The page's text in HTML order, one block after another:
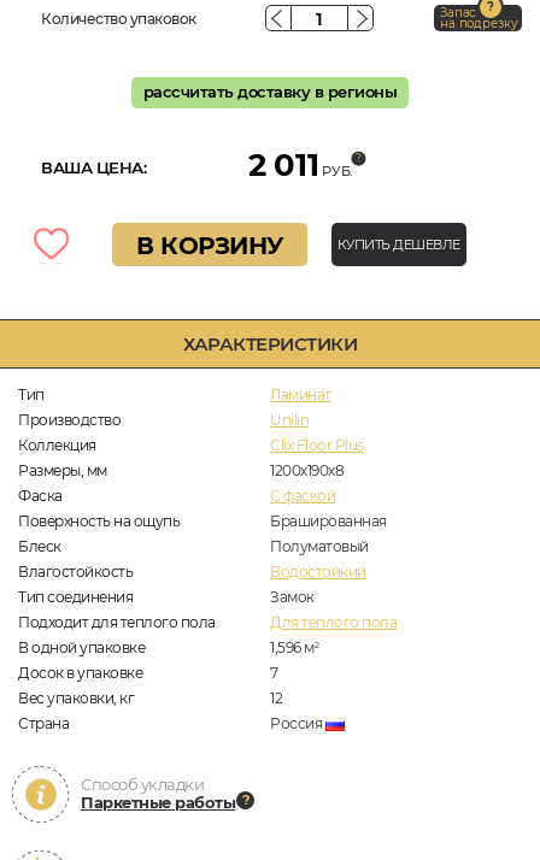
ХАРАКТЕРИСТИКИ
Тип
Ламинат
Производство
Unilin
Коллекция
Clix Floor Plus
Размеры, мм
1200х190х8
Фаска
C фаской
Поверхность на ощупь
Брашированная
Блеск
Полуматовый
Влагостойкость
Водостойкий
Тип соединения
Замок
Подходит для теплого пола
Для теплого пола
В одной упаковке
1,596 м2
Досок в упаковке
7
Вес упаковки, кг
12
Страна
Россия
Способ укладки
Паркетные работы
Количество упаковок Запас
на подрезку
рассчитать доставку в регионы
ВАША ЦЕНА: 2 011 РУБ.
В КОРЗИНУ КУПИТЬ ДЕШЕВЛЕ